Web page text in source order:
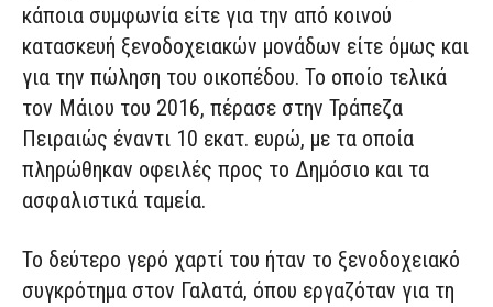
κάποια συμφωνία είτε για την από κοινού
κατασκευή ξενοδοχειακών μονάδων είτε όμως και
για την πώληση του οικοπέδου. Το οποίο τελικά
τον Μάιου του 2016, πέρασε στην Τράπεζα
Πειραιώς έναντι 10 εκατ. ευρώ, με τα οποία
πληρώθηκαν οφειλές προς το Δημόσιο και τα
ασφαλιστικά ταμεία.
Το δεύτερο γερό χαρτί του ήταν το ξενοδοχειακό
συγκρότημα στον Γαλατά, όπου εργαζόταν για τη